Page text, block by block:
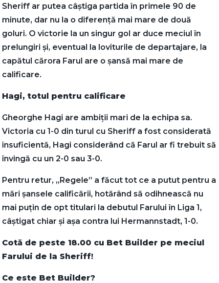
Sheriff ar putea câștiga partida în primele 90 de
minute, dar nu la o diferență mai mare de două
goluri. O victorie la un singur gol ar duce meciul în
prelungiri și, eventual la loviturile de departajare, la
capătul cărora Farul are o șansă mai mare de
calificare.
Hagi, totul pentru calificare
Gheorghe Hagi are ambiții mari de la echipa sa.
Victoria cu 1-0 din turul cu Sheriff a fost considerată
insuficientă, Hagi considerând că Farul ar fi trebuit să
învingă cu un 2-0 sau 3-0.
Pentru retur, „Regele” a făcut tot ce a putut pentru a
mări șansele calificării, hotărând să odihnească nu
mai puțin de opt titulari la debutul Farului în Liga 1,
câștigat chiar și așa contra lui Hermannstadt, 1-0.
Cotă de peste 18.00 cu Bet Builder pe meciul
Farului de la Sheriff!
Ce este Bet Builder?